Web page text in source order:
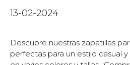
13-02-2024
Descubre nuestras zapatillas
perfectas para un estilo casual